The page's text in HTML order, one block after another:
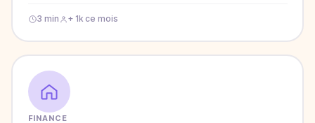
3 min + 1k ce mois
FINANCE